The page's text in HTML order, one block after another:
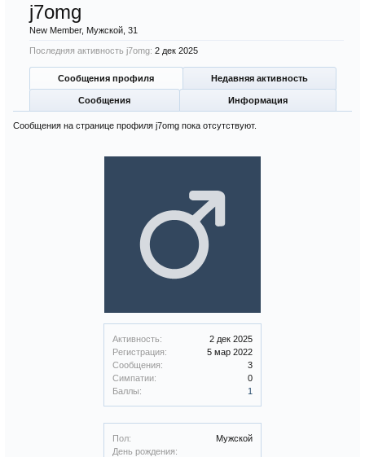
Активность:
2 дек 2025
Регистрация:
5 мар 2022
Сообщения:
3
Симпатии:
0
Баллы:
1
Пол:
Мужской
День рождения:
j7omg
New Member, Мужской, 31
Последняя активность j7omg: 2 дек 2025
Сообщения профиля Недавняя активность
Сообщения Информация
Сообщения на странице профиля j7omg пока отсутствуют.